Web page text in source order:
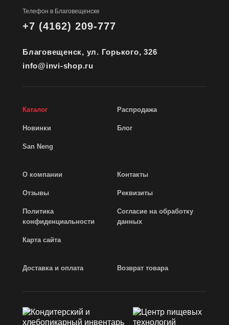
Телефон в Благовещенске
+7 (4162) 209-777
Благовещенск, ул. Горького, 326
info@invi-shop.ru
Каталог Распродажа
Новинки Блог
San Neng
О компании Контакты
Отзывы Реквизиты
Политика
конфиденциальности
Согласие на обработку
данных
Карта сайта
Доставка и оплата Возврат товара